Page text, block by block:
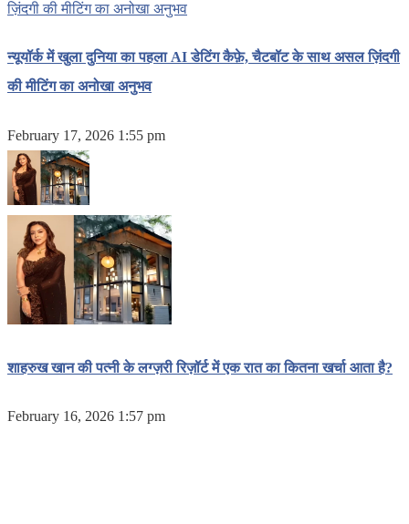
न्यूयॉर्क में खुला दुनिया का पहला AI डेटिंग कैफ़े, चैटबॉट के साथ असल ज़िंदगी
की मीटिंग का अनोखा अनुभव
February 17, 2026 1:55 pm
शाहरुख खान की पत्नी के लग्ज़री रिज़ॉर्ट में एक रात का कितना खर्चा आता है?
February 16, 2026 1:57 pm